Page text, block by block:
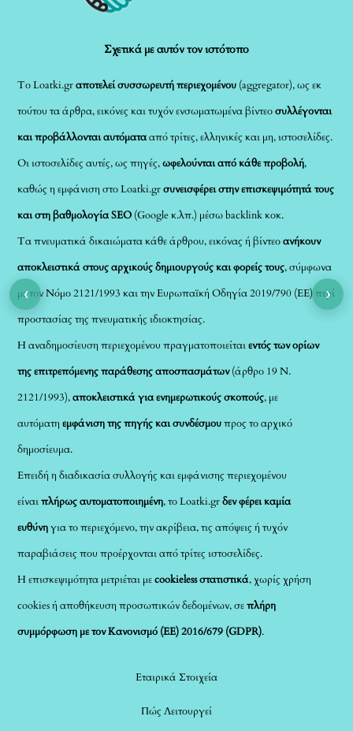
Σχετικά με αυτόν τον ιστότοπο
Το Loatki.grαποτελεί συσσωρευτή περιεχομένου (aggregator), ως εκ
τούτου τα άρθρα, εικόνες και τυχόν ενσωματωμένα βίντεοσυλλέγονται
και προβάλλονται αυτόματααπό τρίτες, ελληνικές και μη, ιστοσελίδες.
Οι ιστοσελίδες αυτές, ως πηγές,ωφελούνται από κάθε προβολή,
καθώς η εμφάνιση στο Loatki.grσυνεισφέρει στην επισκεψιμότητά τους
και στη βαθμολογία SEO (Google κ.λπ.) μέσω backlink κοκ.
Τα πνευματικά δικαιώματα κάθε άρθρου, εικόνας ή βίντεοανήκουν
αποκλειστικά στους αρχικούς δημιουργούς και φορείς τους, σύμφωνα
με τον Νόμο 2121/1993 και την Ευρωπαϊκή Οδηγία 2019/790 (ΕΕ) περί
προστασίας της πνευματικής ιδιοκτησίας.
Η αναδημοσίευση περιεχομένου πραγματοποιείταιεντός των ορίων
της επιτρεπόμενης παράθεσης αποσπασμάτων(άρθρο 19 Ν.
2121/1993),αποκλειστικά για ενημερωτικούς σκοπούς, με
αυτόματηεμφάνιση της πηγής και συνδέσμουπρος το αρχικό
δημοσίευμα.
Επειδή η διαδικασία συλλογής και εμφάνισης περιεχομένου
είναιπλήρως αυτοματοποιημένη, το Loatki.grδεν φέρει καμία
ευθύνηγια το περιεχόμενο, την ακρίβεια, τις απόψεις ή τυχόν
παραβιάσεις που προέρχονται από τρίτες ιστοσελίδες.
Η επισκεψιμότητα μετριέται μεcookieless στατιστικά, χωρίς χρήση
cookies ή αποθήκευση προσωπικών δεδομένων, σεπλήρη
συμμόρφωση με τον Κανονισμό (ΕΕ) 2016/679 (GDPR).
Εταιρικά Στοιχεία
Πώς Λειτουργεί
‹ ›